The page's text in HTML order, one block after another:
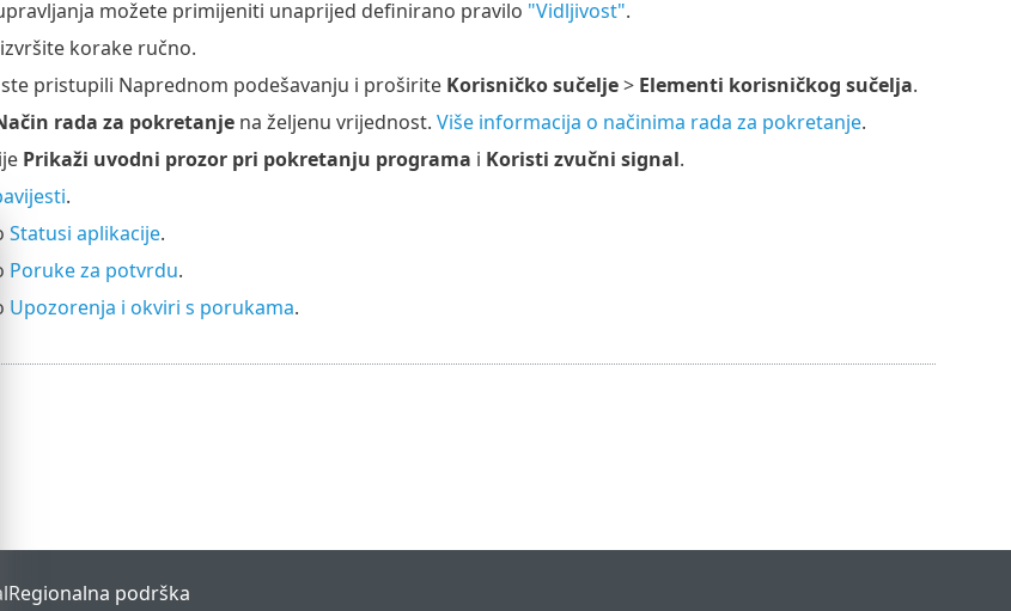
možete primijeniti unaprijed definirano pravilo "Vidljivost".
korake ručno.
pristupili Naprednom podešavanju i proširite Korisničko sučelje> Elementi korisničkog sučelja.
rada za pokretanjena željenu vrijednost. Više informacija o načinima rada za pokretanje.
Prikaži uvodni prozor pri pokretanju programa i Koristi zvučni signal.
.
Statusi aplikacije.
Poruke za potvrdu.
Upozorenja i okviri s porukama.
Regionalna podrška